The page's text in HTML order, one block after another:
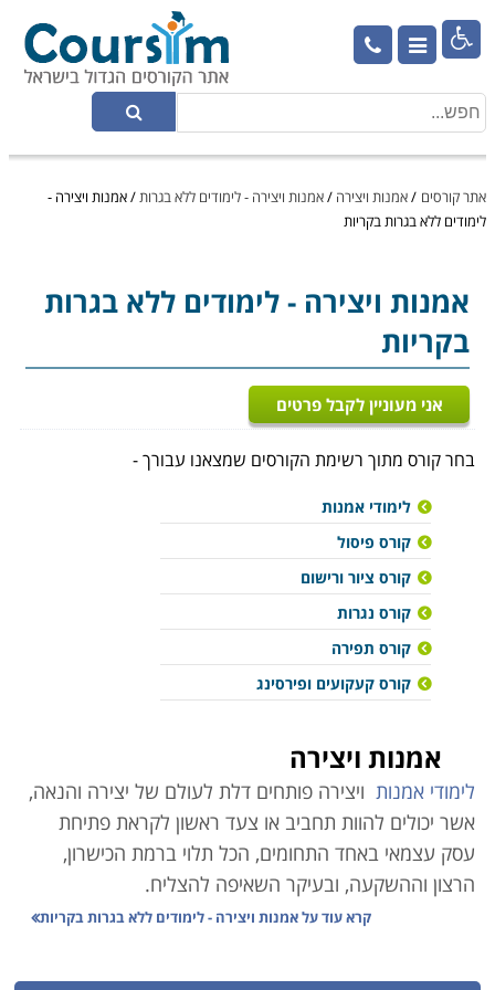

אתר קורסים /אמנות ויצירה /אמנות ויצירה - לימודים ללא בגרות/אמנות ויצירה -
לימודים ללא בגרות בקריות
אמנות ויצירה - לימודים ללא בגרות
בקריות
אני מעוניין לקבל פרטים
בחר קורס מתוך רשימת הקורסים שמצאנו עבורך -
לימודי אמנות
קורס פיסול
קורס ציור ורישום
קורס נגרות
קורס תפירה
קורס קעקועים ופירסינג
אמנות ויצירה
לימודי אמנות ויצירה פותחים דלת לעולם של יצירה והנאה,
אשר יכולים להוות תחביב או צעד ראשון לקראת פתיחת
עסק עצמאי באחד התחומים, הכל תלוי ברמת הכישרון,
הרצון וההשקעה, ובעיקר השאיפה להצליח.
תכשיטנותקרא עוד עלאמנות ויצירה - לימודים ללא בגרות בקריות